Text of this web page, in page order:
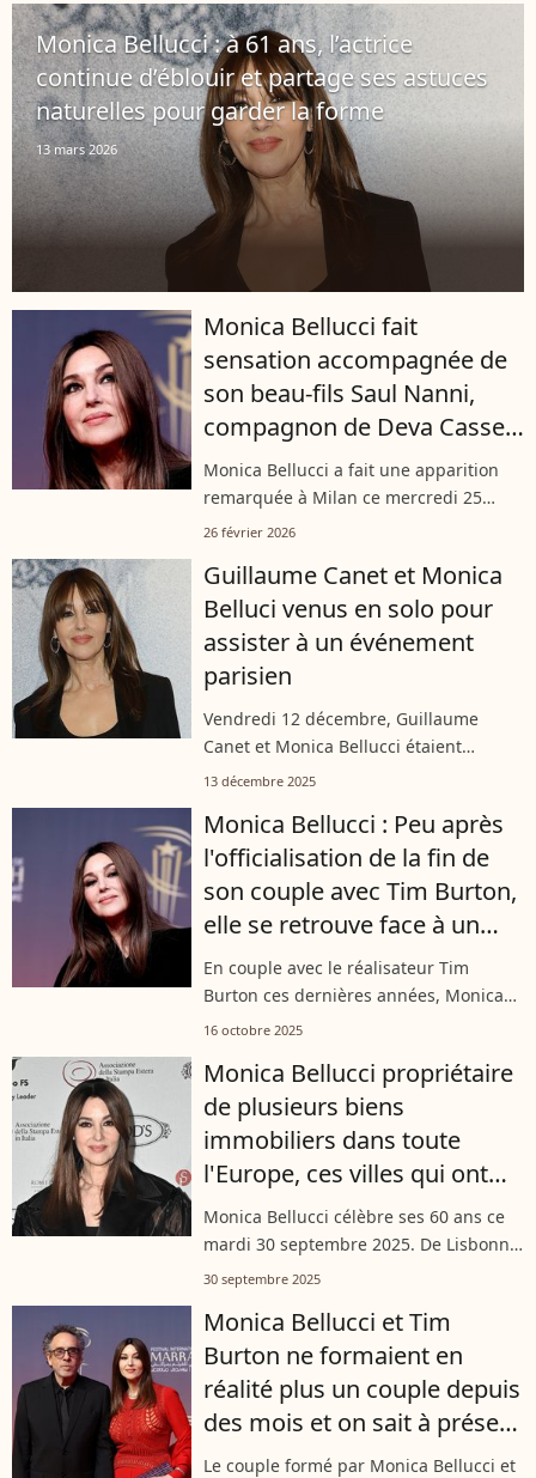
intime à Paris qui confirme...
Monica Bellucci : à 61 ans, l’actrice
continue d’éblouir et partage ses astuces
naturelles pour garder la forme
13 mars 2026
Monica Bellucci fait
sensation accompagnée de
son beau-fils Saul Nanni,
compagnon de Deva Cassel,
la fille qu'elle a eue avec
Vincent Cassel
Monica Bellucci a fait une apparition
remarquée à Milan ce mercredi 25
février. L’actrice italienne était présente
découvrir la première collection...
26 février 2026
Guillaume Canet et Monica
Belluci venus en solo pour
assister à un événement
parisien
Vendredi 12 décembre, Guillaume
Canet et Monica Bellucci étaient
présents à une projection
Lumière et les Visiteurs du soir au
Grand Rex, dans...
13 décembre 2025
Monica Bellucci : Peu après
l'officialisation de la fin de
son couple avec Tim Burton,
elle se retrouve face à un
autre challenge...
En couple avec le réalisateur Tim
Burton ces dernières années, Monica
Bellucci s'est récemment séparée du
s'est par ailleurs retrouvée en Une...
16 octobre 2025
Monica Bellucci propriétaire
de plusieurs biens
immobiliers dans toute
l'Europe, ces villes qui ont
fait craquer l'actrice
Monica Bellucci célèbre ses 60 ans ce
mardi 30 septembre 2025. De Lisbonne
à Rome, en passant par Paris où elle vit
comme des refuges....
30 septembre 2025
Monica Bellucci et Tim
Burton ne formaient en
réalité plus un couple depuis
des mois et on sait à présent
pourquoi
Le couple formé par Monica Bellucci et